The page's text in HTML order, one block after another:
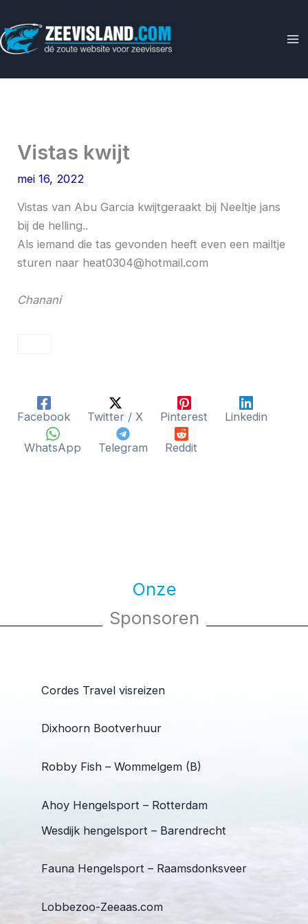
naar
de
Vistas kwijt
mei 16, 2022
Vistas van Abu Garcia kwijtgeraakt bij Neeltje jans
bij de helling..
Als iemand die tas gevonden heeft even een mailtje
sturen naar heat0304@hotmail.com
Chanani
Facebook Twitter / X Pinterest Linkedin
WhatsApp Telegram Reddit
Onze
Sponsoren
Cordes Travel visreizen
Dixhoorn Bootverhuur
Robby Fish – Wommelgem (B)
Ahoy Hengelsport – Rotterdam
Wesdijk hengelsport – Barendrecht
Fauna Hengelsport – Raamsdonksveer
Lobbezoo-Zeeaas.com